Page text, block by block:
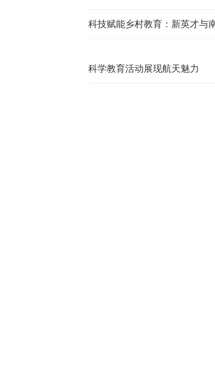
科技赋能乡村教育：新英才与
科学教育活动展现航天魅力